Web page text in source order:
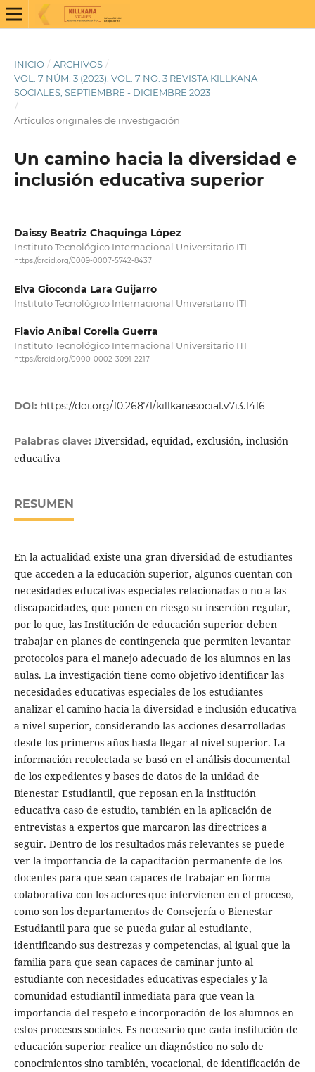
INICIO / ARCHIVOS /
VOL. 7 NÚM. 3 (2023): VOL. 7 NO. 3 REVISTA KILLKANA
SOCIALES, SEPTIEMBRE - DICIEMBRE 2023
/
Artículos originales de investigación
Un camino hacia la diversidad e
inclusión educativa superior
Daissy Beatriz Chaquinga López
Instituto Tecnológico Internacional Universitario ITI
https://orcid.org/0009-0007-5742-8437
Elva Gioconda Lara Guijarro
Instituto Tecnológico Internacional Universitario ITI
Flavio Aníbal Corella Guerra
Instituto Tecnológico Internacional Universitario ITI
https://orcid.org/0000-0002-3091-2217
DOI: https://doi.org/10.26871/killkanasocial.v7i3.1416
Palabras clave: Diversidad, equidad, exclusión, inclusión
educativa
RESUMEN
En la actualidad existe una gran diversidad de estudiantes
que acceden a la educación superior, algunos cuentan con
necesidades educativas especiales relacionadas o no a las
discapacidades, que ponen en riesgo su inserción regular,
por lo que, las Institución de educación superior deben
trabajar en planes de contingencia que permiten levantar
protocolos para el manejo adecuado de los alumnos en las
aulas. La investigación tiene como objetivo identificar las
necesidades educativas especiales de los estudiantes
analizar el camino hacia la diversidad e inclusión educativa
a nivel superior, considerando las acciones desarrolladas
desde los primeros años hasta llegar al nivel superior. La
información recolectada se basó en el análisis documental
de los expedientes y bases de datos de la unidad de
Bienestar Estudiantil, que reposan en la institución
educativa caso de estudio, también en la aplicación de
entrevistas a expertos que marcaron las directrices a
seguir. Dentro de los resultados más relevantes se puede
ver la importancia de la capacitación permanente de los
docentes para que sean capaces de trabajar en forma
colaborativa con los actores que intervienen en el proceso,
como son los departamentos de Consejería o Bienestar
Estudiantil para que se pueda guiar al estudiante,
identificando sus destrezas y competencias, al igual que la
familia para que sean capaces de caminar junto al
estudiante con necesidades educativas especiales y la
comunidad estudiantil inmediata para que vean la
importancia del respeto e incorporación de los alumnos en
estos procesos sociales. Es necesario que cada institución de
educación superior realice un diagnóstico no solo de
conocimientos sino también, vocacional, de identificación de